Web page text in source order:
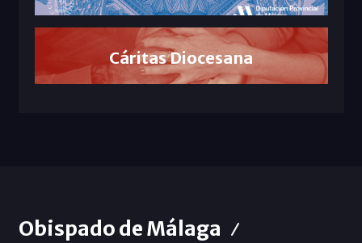
Cáritas Diocesana
Obispado de Málaga